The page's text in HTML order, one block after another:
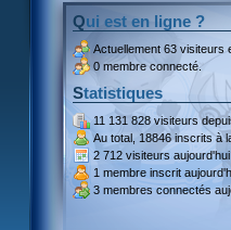
Qui est en ligne ?
Actuellement 63 visiteurs
0 membre connecté.
Statistiques
11 131 828 visiteurs
Au total, 18846 inscritsà
2 712 visiteurs aujourd'hui
1 membre inscrit
3 membres connectés